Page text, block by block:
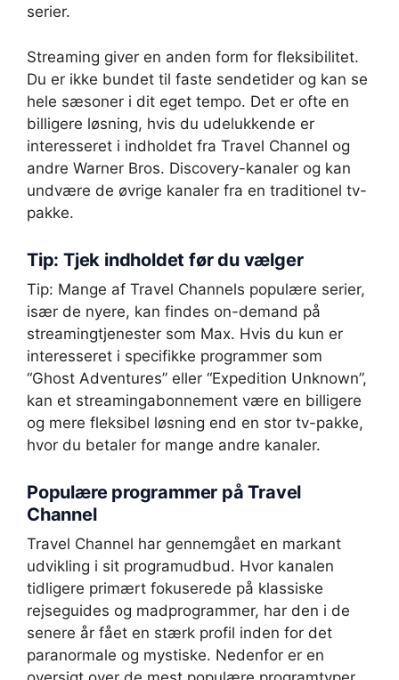
serier.
Streaming giver en anden form for fleksibilitet.
Du er ikke bundet til faste sendetider og kan se
hele sæsoner i dit eget tempo. Det er ofte en
billigere løsning, hvis du udelukkende er
interesseret i indholdet fra Travel Channel og
andre Warner Bros. Discovery-kanaler og kan
undvære de øvrige kanaler fra en traditionel tv-
pakke.
Tip: Tjek indholdet før du vælger
Tip: Mange af Travel Channels populære serier,
især de nyere, kan findes on-demand på
streamingtjenester som Max. Hvis du kun er
interesseret i specifikke programmer som
“Ghost Adventures” eller “Expedition Unknown”,
kan et streamingabonnement være en billigere
og mere fleksibel løsning end en stor tv-pakke,
hvor du betaler for mange andre kanaler.
Populære programmer på Travel
Channel
Travel Channel har gennemgået en markant
udvikling i sit programudbud. Hvor kanalen
tidligere primært fokuserede på klassiske
rejseguides og madprogrammer, har den i de
senere år fået en stærk profil inden for det
paranormale og mystiske. Nedenfor er en